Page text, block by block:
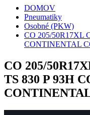
DOMOV
Pneumatiky
Osobné (PKW)
CO 205/50R17XL
CONTINENTAL
CO 205/
TS 830 P 93H